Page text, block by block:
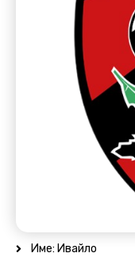
Име: Ивайло